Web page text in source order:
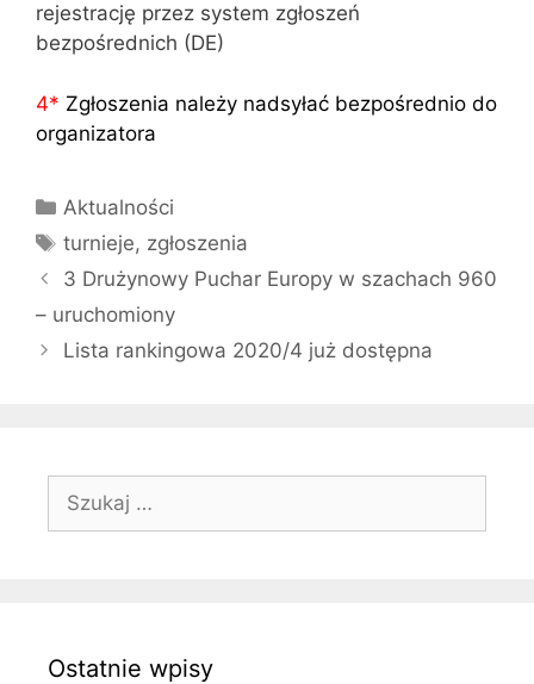
rejestrację przez system zgłoszeń
bezpośrednich (DE)
4* Zgłoszenia należy nadsyłać bezpośrednio do
organizatora
Kategorie
Aktualności
Tagi
turnieje, zgłoszenia
3 Drużynowy Puchar Europy w szachach 960
– uruchomiony
Lista rankingowa 2020/4 już dostępna
Ostatnie wpisy